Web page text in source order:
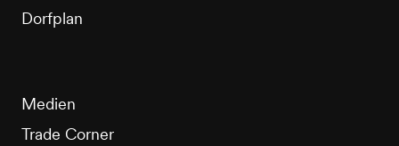
Dorfplan
Medien
Trade Corner